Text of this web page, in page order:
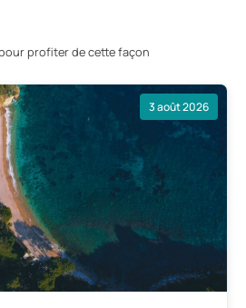
profiter de cette façon
3 août 2026